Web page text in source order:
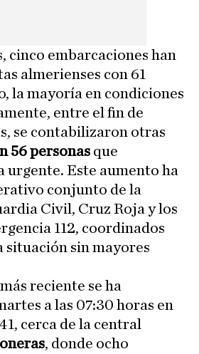
cinco embarcaciones han
almerienses con 61
la mayoría en condiciones
entre el fin de
se contabilizaron otras
56 personas que
urgente. Este aumento ha
conjunto de la
Civil, Cruz Roja y los
112, coordinados
situación sin mayores
reciente se ha
a las 07:30 horas en
cerca de la central
, donde ocho